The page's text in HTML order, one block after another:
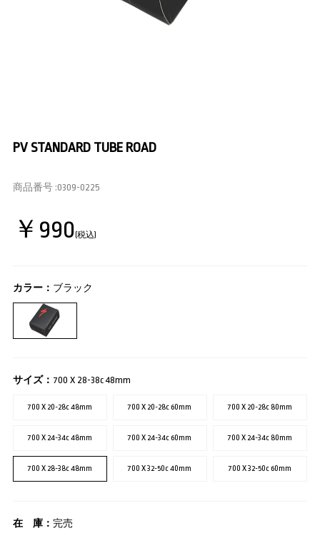
PV STANDARD TUBE ROAD
商品番号 :0309-0225
￥990(税込)
カラー： ブラック
サイズ： 700 X 28-38c 48mm
700 X 20-28c 48mm 700 X 20-28c 60mm 700 X 20-28c 80mm
700 X 24-34c 48mm 700 X 24-34c 60mm 700 X 24-34c 80mm
700 X 28-38c 48mm 700 X 32-50c 40mm 700 X 32-50c 60mm
在 庫： 完売